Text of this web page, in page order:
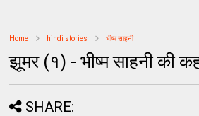
Home hindi stories भीष्म साहनी
झूमर (१) - भीष्म साहनी की
SHARE: